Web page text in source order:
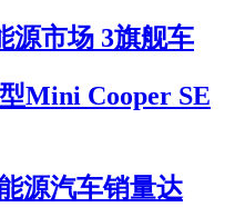
源市场 3旗舰车
Mini Cooper SE
源汽车销量达